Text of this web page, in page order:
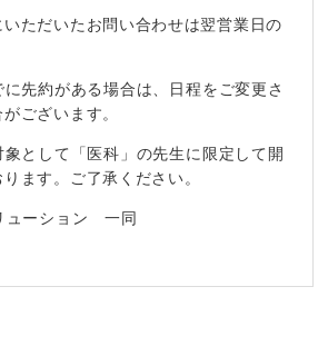
ただいたお問い合わせは翌営業日の
先約がある場合は、日程をご変更さ
ございます。
として「医科」の先生に限定して開
ます。
ご了承ください。
ューション 一同